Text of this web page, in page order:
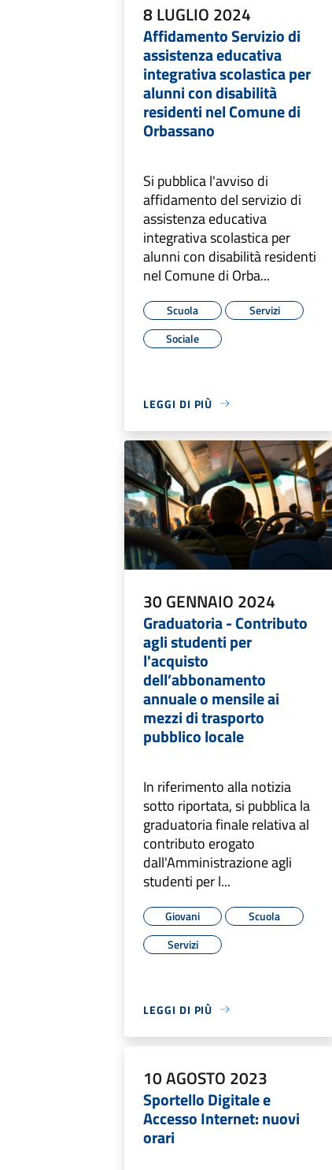
8 LUGLIO 2024
Affidamento Servizio di
assistenza educativa
integrativa scolastica per
alunni con disabilità
residenti nel Comune di
Orbassano
Si pubblica l'avviso di
affidamento del servizio di
assistenza educativa
integrativa scolastica per
alunni con disabilità residenti
nel Comune di Orba...
Scuola
Servizi
Sociale
LEGGI DI PIÙ
30 GENNAIO 2024
Graduatoria - Contributo
agli studenti per
l'acquisto
dell’abbonamento
annuale o mensile ai
mezzi di trasporto
pubblico locale
In riferimento alla notizia
sotto riportata, si pubblica la
graduatoria finale relativa al
contributo erogato
dall'Amministrazione agli
studenti per l...
Giovani
Scuola
Servizi
LEGGI DI PIÙ
10 AGOSTO 2023
Sportello Digitale e
Accesso Internet: nuovi
orari